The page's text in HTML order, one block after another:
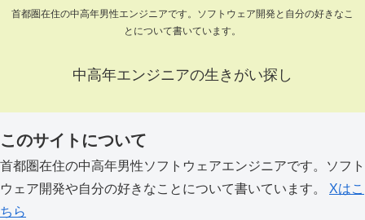
首都圏在住の中高年男性エンジニアです。ソフトウェア開発と自分の好きなこ
とについて書いています。
中高年エンジニアの生きがい探し
このサイトについて
首都圏在住の中高年男性ソフトウェアエンジニアです。ソフト
ウェア開発や自分の好きなことについて書いています。 Xはこ
ちら